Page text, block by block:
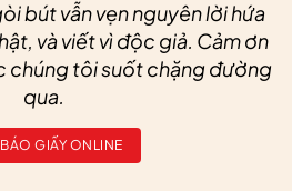
bút vẫn vẹn nguyên lời hứa
và viết vì độc giả. Cảm ơn
chúng tôi suốt chặng đường
qua.
GIẤY ONLINE